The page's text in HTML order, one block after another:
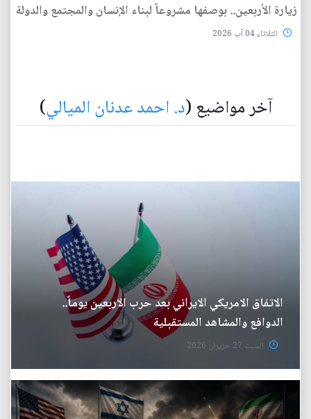
زيارة الأربعين.. بوصفها مشروعاً لبناء الإنسان والمجتمع والدولة
الثلاثاء 04 آب 2026
آخر مواضيع (د. احمد عدنان الميالي)
الاتفاق الامريكي الايراني بعد حرب الاربعين يوماً..
الدوافع والمشاهد المستقبلية
السبت 27 حزيران 2026